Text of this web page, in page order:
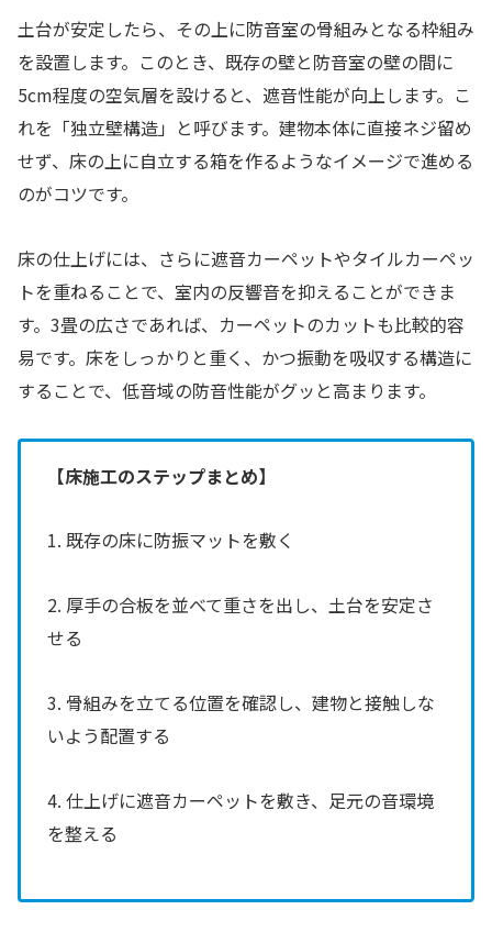
土台が安定したら、その上に防音室の骨組みとなる枠組み
を設置します。このとき、既存の壁と防音室の壁の間に
5cm程度の空気層を設けると、遮音性能が向上します。こ
れを「独立壁構造」と呼びます。建物本体に直接ネジ留め
せず、床の上に自立する箱を作るようなイメージで進める
のがコツです。
床の仕上げには、さらに遮音カーペットやタイルカーペッ
トを重ねることで、室内の反響音を抑えることができま
す。3畳の広さであれば、カーペットのカットも比較的容
易です。床をしっかりと重く、かつ振動を吸収する構造に
することで、低音域の防音性能がグッと高まります。
【床施工のステップまとめ】
1. 既存の床に防振マットを敷く
2. 厚手の合板を並べて重さを出し、土台を安定さ
せる
3. 骨組みを立てる位置を確認し、建物と接触しな
いよう配置する
4. 仕上げに遮音カーペットを敷き、足元の音環境
を整える